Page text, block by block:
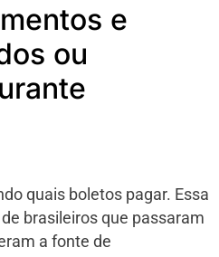
e
ou
quais boletos pagar. Essa
brasileiros que passaram
a fonte de